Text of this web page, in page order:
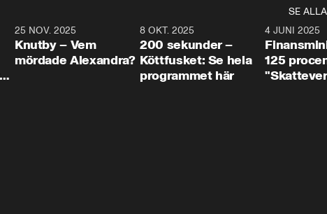
SE ALLA
31:05
25 NOV. 2025
Knutby – Vem
mördade Alexandra?
4:29
8 OKT. 2025
200 sekunder –
Köttfusket: Se hela
programmet här
4 JUNI 2025
125